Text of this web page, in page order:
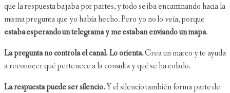
que la respuesta bajaba por partes, y todo se iba encaminando hacia la
misma pregunta que yo había hecho. Pero yo no lo veía, porque
estaba esperando un telegrama y me estaban enviando un mapa.
La pregunta no controla el canal. Lo orienta.Crea un marco y te ayuda
a reconocer qué pertenece a la consulta y qué se ha colado.
La respuesta puede ser silencio.Y el silencio también forma parte de